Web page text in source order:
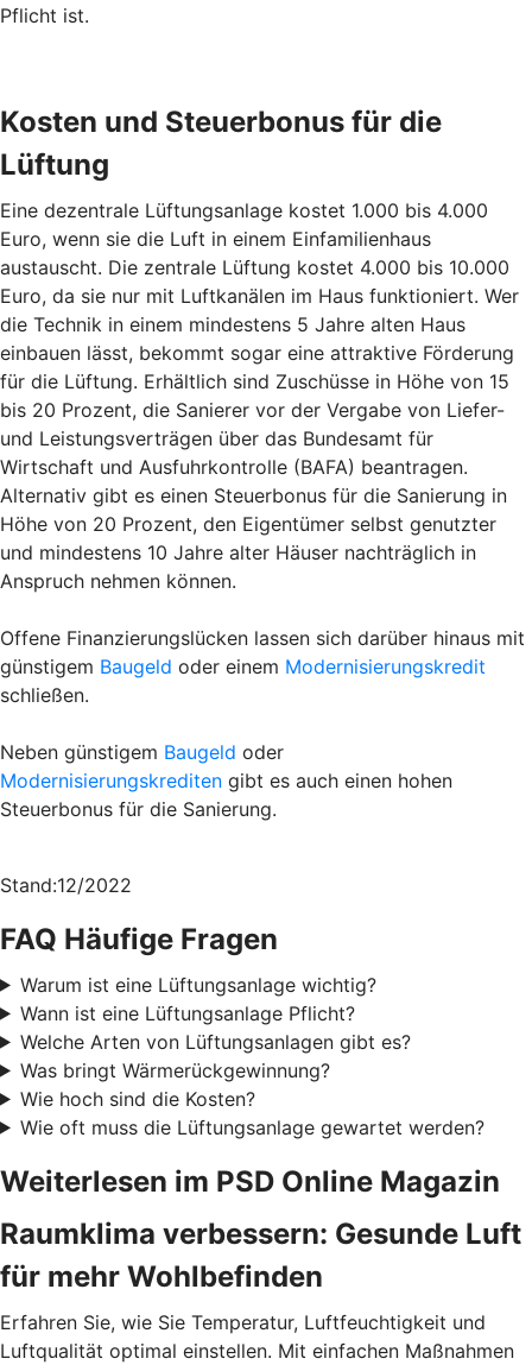
Pflicht ist.
Kosten und Steuerbonus für die
Lüftung
Eine dezentrale Lüftungsanlage kostet 1.000 bis 4.000
Euro, wenn sie die Luft in einem Einfamilienhaus
austauscht. Die zentrale Lüftung kostet 4.000 bis 10.000
Euro, da sie nur mit Luftkanälen im Haus funktioniert. Wer
die Technik in einem mindestens 5 Jahre alten Haus
einbauen lässt, bekommt sogar eine attraktive Förderung
für die Lüftung. Erhältlich sind Zuschüsse in Höhe von 15
bis 20 Prozent, die Sanierer vor der Vergabe von Liefer-
und Leistungsverträgen über das Bundesamt für
Wirtschaft und Ausfuhrkontrolle (BAFA) beantragen.
Alternativ gibt es einen Steuerbonus für die Sanierung in
Höhe von 20 Prozent, den Eigentümer selbst genutzter
und mindestens 10 Jahre alter Häuser nachträglich in
Anspruch nehmen können.
Offene Finanzierungslücken lassen sich darüber hinaus mit
günstigem Baugeld oder einem Modernisierungskredit
schließen.
Neben günstigem Baugeld oder
Modernisierungskrediten gibt es auch einen hohen
Steuerbonus für die Sanierung.
Stand:12/2022
FAQ Häufige Fragen
Warum ist eine Lüftungsanlage wichtig?
Wann ist eine Lüftungsanlage Pflicht?
Welche Arten von Lüftungsanlagen gibt es?
Was bringt Wärmerückgewinnung?
Wie hoch sind die Kosten?
Wie oft muss die Lüftungsanlage gewartet werden?
Weiterlesen im PSD Online Magazin
Raumklima verbessern: Gesunde Luft
für mehr Wohlbefinden
Erfahren Sie, wie Sie Temperatur, Luftfeuchtigkeit und
Luftqualität optimal einstellen. Mit einfachen Maßnahmen